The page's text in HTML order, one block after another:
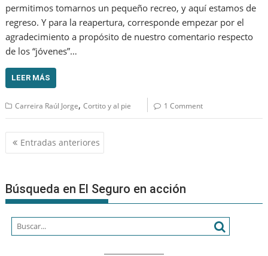
permitimos tomarnos un pequeño recreo, y aquí estamos de
regreso. Y para la reapertura, corresponde empezar por el
agradecimiento a propósito de nuestro comentario respecto
de los “jóvenes”…
LEER MÁS
Carreira Raúl Jorge,Cortito y al pie 1 Comment
Navegación
de
Entradas anteriores
Búsqueda en El Seguro en acción